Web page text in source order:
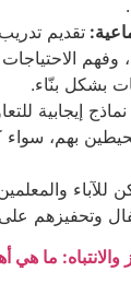
تقديم
وفهم
بشكل بنّاء.
إيجابية
بهم،
للآباء
وتحفيزهم
والانتباه: ما هي